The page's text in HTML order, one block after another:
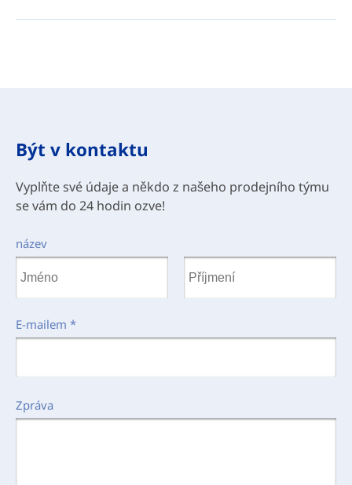
Být v kontaktu
Vyplňte své údaje a někdo z našeho prodejního týmu
se vám do 24 hodin ozve!
název
E-mailem *
Zpráva